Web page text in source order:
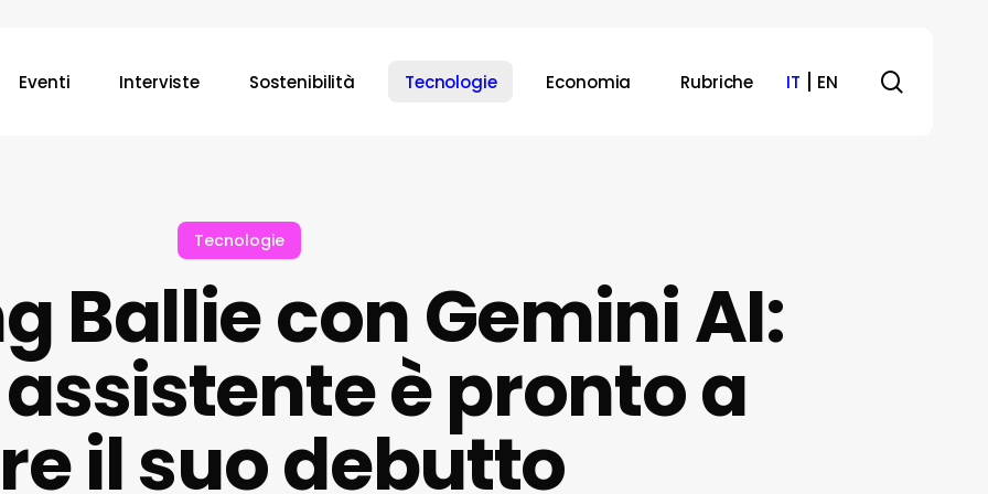
Eventi Interviste Sostenibilità Tecnologie Economia Rubriche IT EN
Tecnologie
Ballie con Gemini AI:
è pronto a
il suo debutto